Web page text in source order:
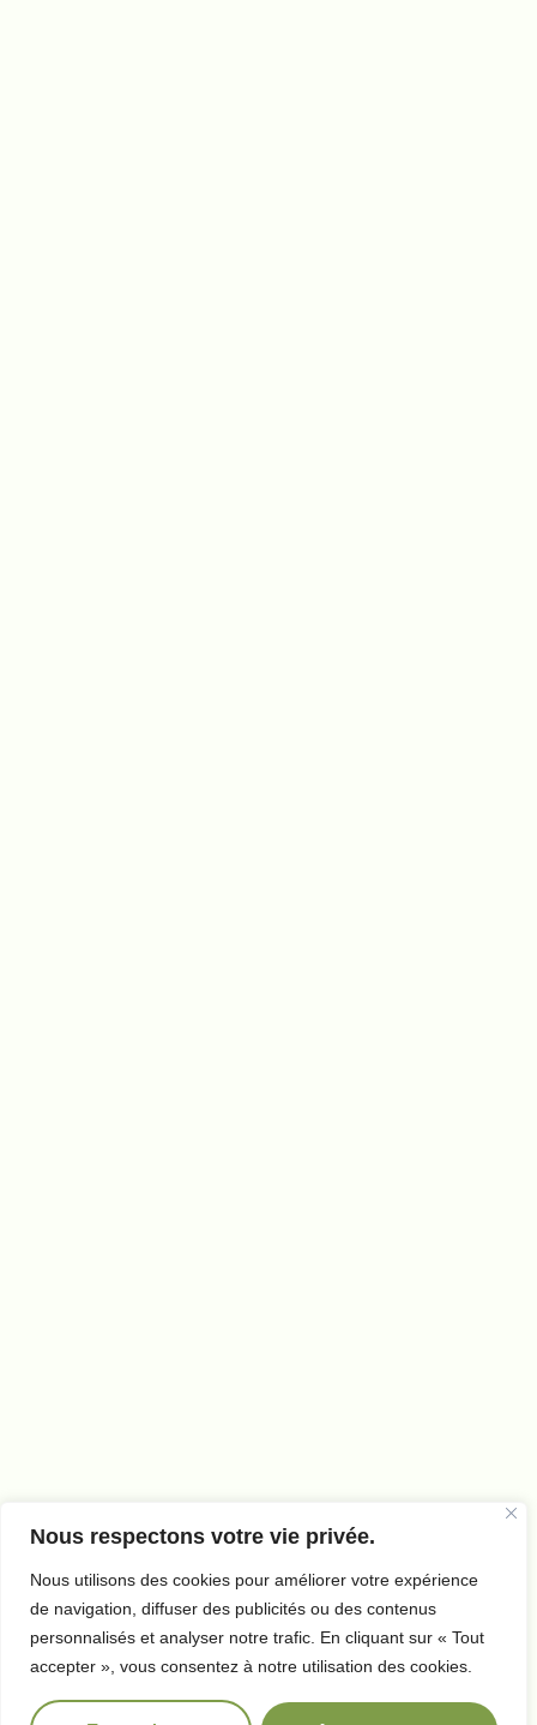
Nous respectons votre vie privée.
Nous utilisons des cookies pour améliorer votre expérience
de navigation, diffuser des publicités ou des contenus
personnalisés et analyser notre trafic. En cliquant sur « Tout
accepter », vous consentez à notre utilisation des cookies.